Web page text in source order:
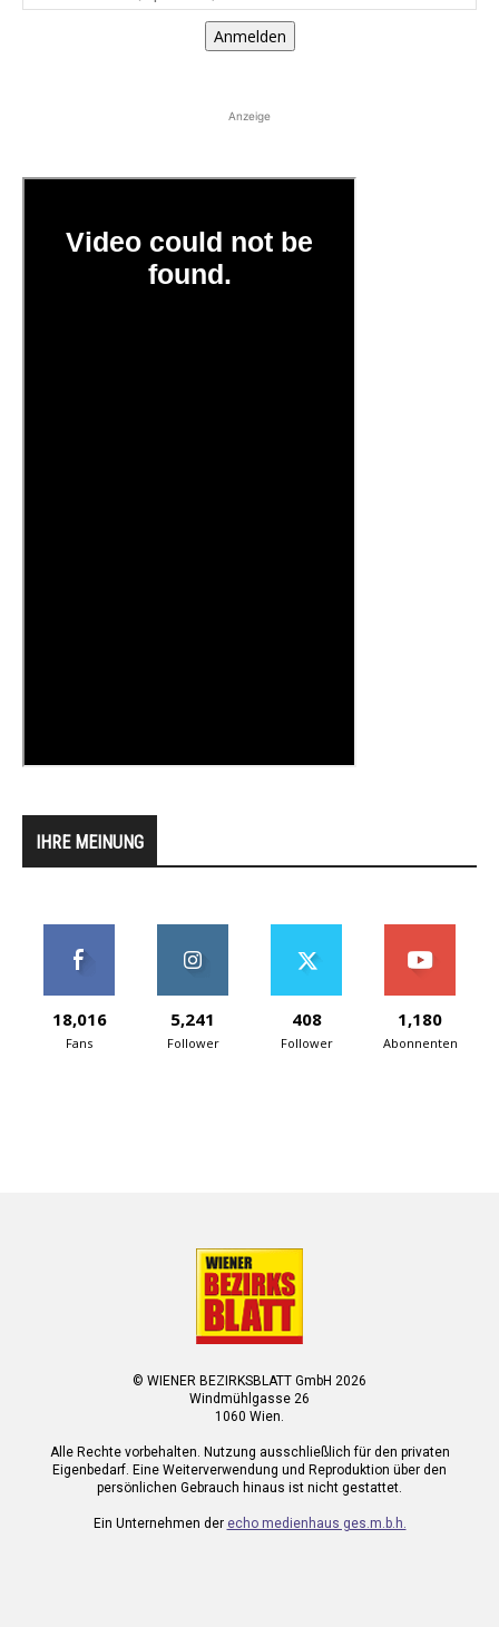
Anmelden
Anzeige
IHRE MEINUNG
18,016
Fans
5,241
Follower
408
Follower
1,180
Abonnenten
© WIENER BEZIRKSBLATT GmbH 2026
Windmühlgasse 26
1060 Wien.
Alle Rechte vorbehalten. Nutzung ausschließlich für den privaten
Eigenbedarf. Eine Weiterverwendung und Reproduktion über den
persönlichen Gebrauch hinaus ist nicht gestattet.
Ein Unternehmen der echo medienhaus ges.m.b.h.